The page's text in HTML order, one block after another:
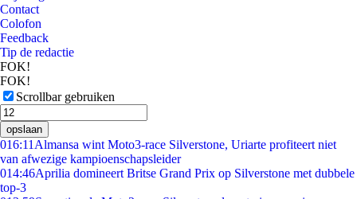
Contact
Colofon
Feedback
Tip de redactie
FOK!
FOK!
Scrollbar gebruiken
opslaan
016:11 Almansa wint Moto3-race Silverstone, Uriarte profiteert niet
van afwezige kampioenschapsleider
014:46Aprilia domineert Britse Grand Prix op Silverstone met dubbele
top-3